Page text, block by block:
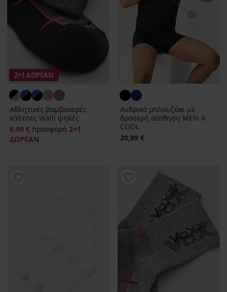
2+1 ΔΩΡΕΑΝ
Αθλητικές βαμβακερές
κάλτσες Walli ψηλές
6,09 € προσφορά 2+1
ΔΩΡΕΑΝ
Ανδρικό μπλουζάκι με
δροσερή αίσθηση MEN‑A
COOL
20,99 €